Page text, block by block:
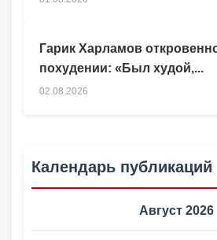
Гарик Харламов
похудении: «Был худой,...
02.08.2026
Календарь публикаций
Август 2026